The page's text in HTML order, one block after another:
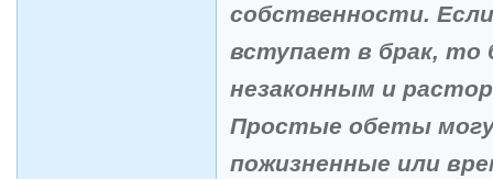
собственности.
вступает в брак, то
незаконным и
Простые обеты
пожизненные или